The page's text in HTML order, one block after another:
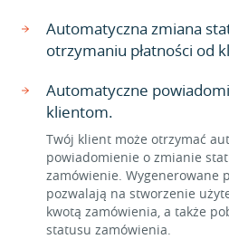
Automatyczna zmiana
otrzymaniu płatności od
Automatyczne
klientom.
Twój klient może otrzymać
powiadomienie o zmianie
zamówienie. Wygenerowane
pozwalają na stworzenie
kwotą zamówienia, a także
statusu zamówienia.